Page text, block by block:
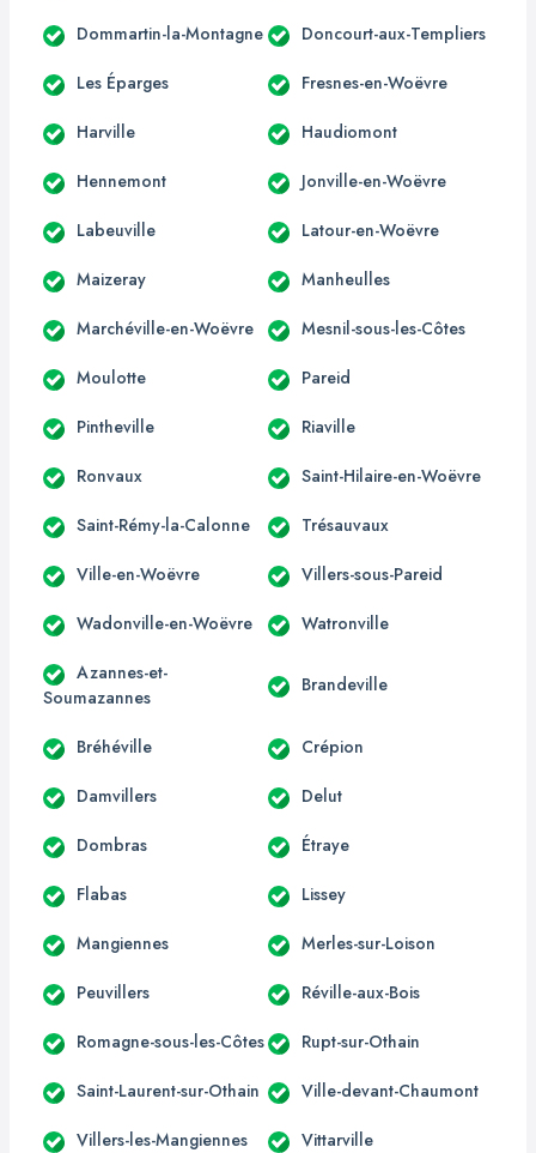
Dommartin-la-Montagne Doncourt-aux-Templiers
Les Éparges Fresnes-en-Woëvre
Harville Haudiomont
Hennemont Jonville-en-Woëvre
Labeuville Latour-en-Woëvre
Maizeray Manheulles
Marchéville-en-Woëvre Mesnil-sous-les-Côtes
Moulotte Pareid
Pintheville Riaville
Ronvaux Saint-Hilaire-en-Woëvre
Saint-Rémy-la-Calonne Trésauvaux
Ville-en-Woëvre Villers-sous-Pareid
Wadonville-en-Woëvre Watronville
Azannes-et-
Soumazannes
Brandeville
Bréhéville Crépion
Damvillers Delut
Dombras Étraye
Flabas Lissey
Mangiennes Merles-sur-Loison
Peuvillers Réville-aux-Bois
Romagne-sous-les-Côtes Rupt-sur-Othain
Saint-Laurent-sur-Othain Ville-devant-Chaumont
Villers-les-Mangiennes Vittarville